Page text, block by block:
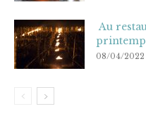
Au
08/04/2022